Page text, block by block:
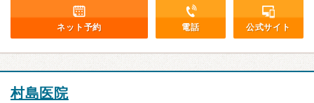
ネット予約 電話 公式サイト
村島医院